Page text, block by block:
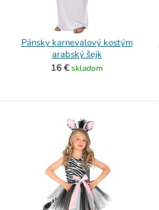
Pánsky karnevalový kostým
arabský šejk
16 €skladom